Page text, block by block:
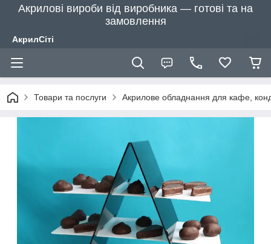
Акрилові вироби від виробника — готові та на
замовлення
АкрилСіті
Товари та послуги Акрилове обладнання для кафе,